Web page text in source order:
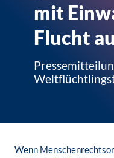
mit
Flucht
Wenn